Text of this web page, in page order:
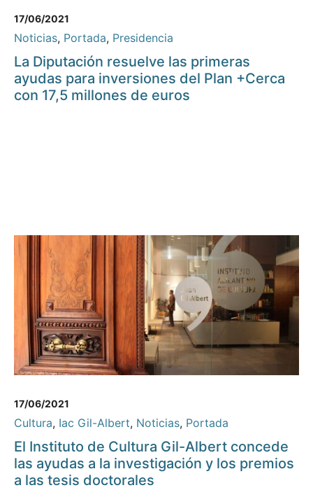
17/06/2021
Noticias, Portada, Presidencia
La Diputación resuelve las primeras
ayudas para inversiones del Plan +Cerca
con 17,5 millones de euros
17/06/2021
Cultura, Iac Gil-Albert, Noticias, Portada
El Instituto de Cultura Gil-Albert concede
las ayudas a la investigación y los premios
a las tesis doctorales